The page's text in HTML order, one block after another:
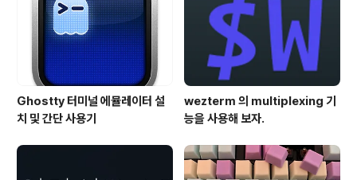
Ghostty 터미널 에뮬레이터 설
치 및 간단 사용기
wezterm 의 multiplexing 기
능을 사용해 보자.